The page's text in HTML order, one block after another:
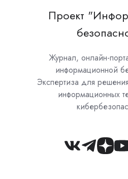
Проект
Журнал, онлайн-
информационной
Экспертиза для
информационных